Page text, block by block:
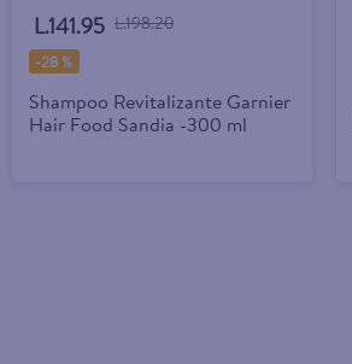
L.141.95 L.198.20
-28 %
Shampoo Revitalizante Garnier
Hair Food Sandia -300 ml